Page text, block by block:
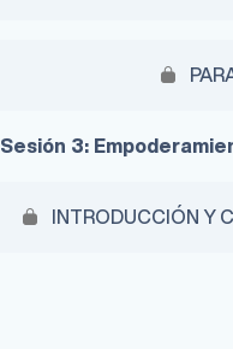
Sesión 3: